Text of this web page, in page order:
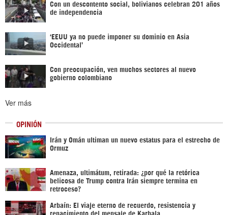
Con un descontento social, bolivianos celebran 201 años
de independencia
‘EEUU ya no puede imponer su dominio en Asia
Occidental’
Con preocupación, ven muchos sectores al nuevo
gobierno colombiano
Ver más
OPINIÓN
Irán y Omán ultiman un nuevo estatus para el estrecho de
Ormuz
Amenaza, ultimátum, retirada: ¿por qué la retórica
belicosa de Trump contra Irán siempre termina en
retroceso?
Arbaín: El viaje eterno de recuerdo, resistencia y
renacimiento del mensaje de Karbala